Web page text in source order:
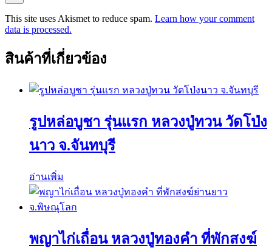
This site uses Akismet to reduce spam. Learn how your comment
data is processed.
สินค้าที่เกี่ยวข้อง
รูปหล่อบูชา รุ่นแรก หลวงปู่ทวน วัดโป่ง
นาว จ.จันทบุรี
อ่านเพิ่ม
พญาไก่เถื่อน หลวงปู่ทองคำ ที่พักสงฆ์